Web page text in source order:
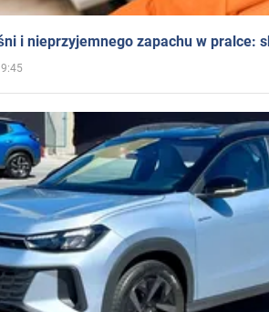
i nieprzyjemnego zapachu w pralce: